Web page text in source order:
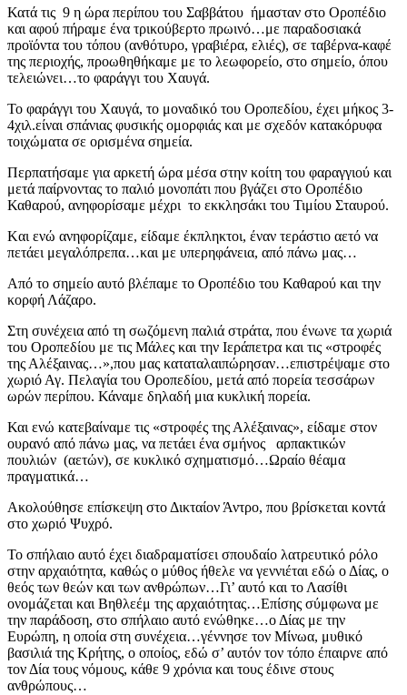
Κατά τις 9 η ώρα περίπου του Σαββάτου ήμασταν στο Οροπέδιο
και αφού πήραμε ένα τρικούβερτο πρωινό…με παραδοσιακά
προϊόντα του τόπου (ανθότυρο, γραβιέρα, ελιές), σε ταβέρνα-καφέ
της περιοχής, προωθηθήκαμε με το λεωφορείο, στο σημείο, όπου
τελειώνει…το φαράγγι του Χαυγά.
Το φαράγγι του Χαυγά, το μοναδικό του Οροπεδίου, έχει μήκος 3-
4χιλ.είναι σπάνιας φυσικής ομορφιάς και με σχεδόν κατακόρυφα
τοιχώματα σε ορισμένα σημεία.
Περπατήσαμε για αρκετή ώρα μέσα στην κοίτη του φαραγγιού και
μετά παίρνοντας το παλιό μονοπάτι που βγάζει στο Οροπέδιο
Καθαρού, ανηφορίσαμε μέχρι το εκκλησάκι του Τιμίου Σταυρού.
Kαι ενώ ανηφορίζαμε, είδαμε έκπληκτοι, έναν τεράστιο αετό να
πετάει μεγαλόπρεπα…και με υπερηφάνεια, από πάνω μας…
Από το σημείο αυτό βλέπαμε το Οροπέδιο του Καθαρού και την
κορφή Λάζαρο.
Στη συνέχεια από τη σωζόμενη παλιά στράτα, που ένωνε τα χωριά
του Οροπεδίου με τις Μάλες και την Ιεράπετρα και τις «στροφές
της Αλέξαινας…»,που μας καταταλαιπώρησαν…επιστρέψαμε στο
χωριό Αγ. Πελαγία του Οροπεδίου, μετά από πορεία τεσσάρων
ωρών περίπου. Κάναμε δηλαδή μια κυκλική πορεία.
Και ενώ κατεβαίναμε τις «στροφές της Αλέξαινας», είδαμε στον
ουρανό από πάνω μας, να πετάει ένα σμήνος αρπακτικών
πουλιών (αετών), σε κυκλικό σχηματισμό…Ωραίο θέαμα
πραγματικά…
Aκολούθησε επίσκεψη στο Δικταίον Άντρο, που βρίσκεται κοντά
στο χωριό Ψυχρό.
Το σπήλαιο αυτό έχει διαδραματίσει σπουδαίο λατρευτικό ρόλο
στην αρχαιότητα, καθώς ο μύθος ήθελε να γεννιέται εδώ ο Δίας, ο
θεός των θεών και των ανθρώπων…Γι’ αυτό και το Λασίθι
ονομάζεται και Βηθλεέμ της αρχαιότητας…Επίσης σύμφωνα με
την παράδοση, στο σπήλαιο αυτό ενώθηκε…ο Δίας με την
Ευρώπη, η οποία στη συνέχεια…γέννησε τον Μίνωα, μυθικό
βασιλιά της Κρήτης, ο οποίος, εδώ σ’ αυτόν τον τόπο έπαιρνε από
τον Δία τους νόμους, κάθε 9 χρόνια και τους έδινε στους
ανθρώπους…